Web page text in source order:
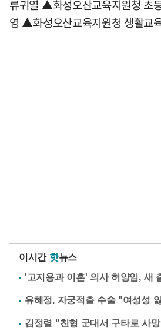
류귀열 ▲화성오산교육지원청 초
영 ▲화성오산교육지원청 생활교
이시간 핫뉴스
'고지용과 이혼' 의사 허양임, 새
유혜정, 자궁적출 수술 "여성성
김정렬 "친형 군대서 구타로 사